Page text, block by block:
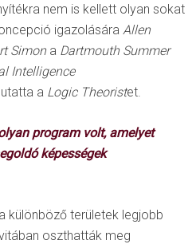
nem is kellett olyan sokat
igazolására Allen
Simona Dartmouth Summer
Intelligence
a Logic Theoristet.
program volt, amelyet
képességek
különböző területek legjobb
oszthatták meg